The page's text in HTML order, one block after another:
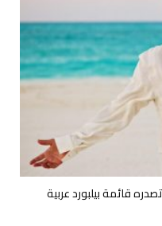
قائمة بيلبورد عربية